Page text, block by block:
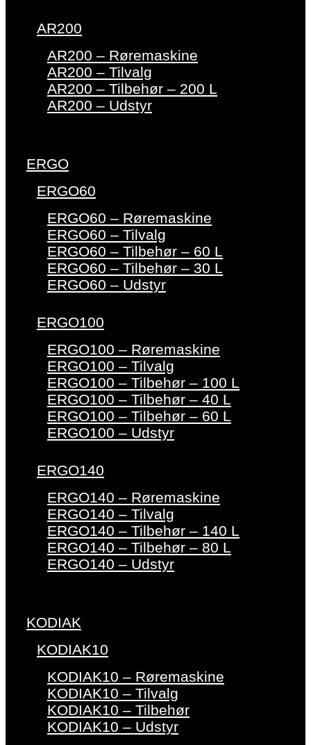
AR200
AR200 – Røremaskine
AR200 – Tilvalg
AR200 – Tilbehør – 200 L
AR200 – Udstyr
ERGO
ERGO60
ERGO60 – Røremaskine
ERGO60 – Tilvalg
ERGO60 – Tilbehør – 60 L
ERGO60 – Tilbehør – 30 L
ERGO60 – Udstyr
ERGO100
ERGO100 – Røremaskine
ERGO100 – Tilvalg
ERGO100 – Tilbehør – 100 L
ERGO100 – Tilbehør – 40 L
ERGO100 – Tilbehør – 60 L
ERGO100 – Udstyr
ERGO140
ERGO140 – Røremaskine
ERGO140 – Tilvalg
ERGO140 – Tilbehør – 140 L
ERGO140 – Tilbehør – 80 L
ERGO140 – Udstyr
KODIAK
KODIAK10
KODIAK10 – Røremaskine
KODIAK10 – Tilvalg
KODIAK10 – Tilbehør
KODIAK10 – Udstyr